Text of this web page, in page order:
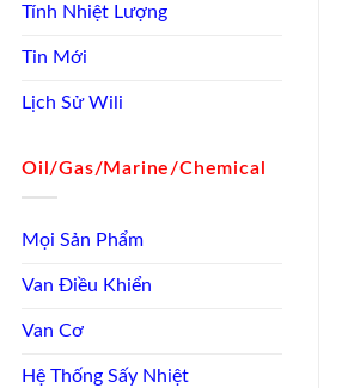
Tính Nhiệt Lượng
Tin Mới
Lịch Sử Wili
Oil/Gas/Marine/Chemical
Mọi Sản Phẩm
Van Điều Khiển
Van Cơ
Hệ Thống Sấy Nhiệt